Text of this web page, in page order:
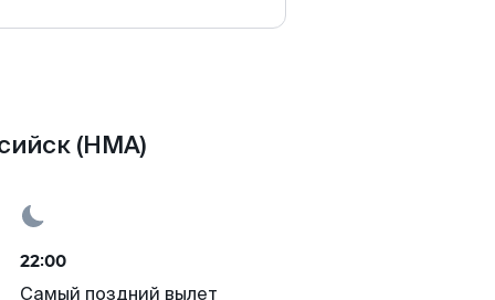
(HMA)
22:00
Самый поздний вылет